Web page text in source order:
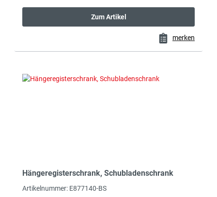
Zum Artikel
merken
Hängeregisterschrank, Schubladenschrank
Artikelnummer: E877140-BS